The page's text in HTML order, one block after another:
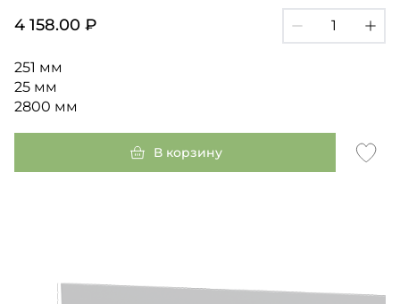
4 158.00 ₽
251 мм
25 мм
2800 мм
В корзину